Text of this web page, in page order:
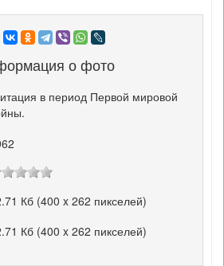
о фото
в период Первой мировой
Кб (400 x 262 пикселей)
Кб (400 x 262 пикселей)